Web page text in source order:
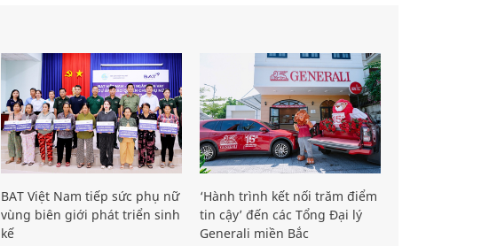
BAT Việt Nam tiếp sức phụ nữ
vùng biên giới phát triển sinh
kế
‘Hành trình kết nối trăm điểm
tin cậy’ đến các Tổng Đại lý
Generali miền Bắc